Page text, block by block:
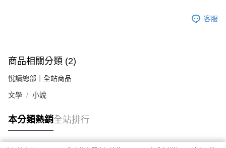
客服
商品相關分類 (2)
悅讀總部｜全站商品
文學 小說
本分類熱銷全站排行